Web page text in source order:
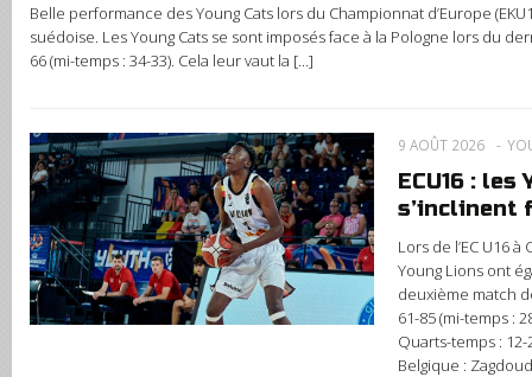
Belle performance des Young Cats lors du Championnat d’Europe
suédoise. Les Young Cats se sont imposés face à la Pologne lors du
66 (mi-temps : 34-33). Cela leur vaut la [...]
9 AOÛT 2026
ECU16 : les
s’inclinent
Lors de l’EC U16
Young Lions ont
deuxième match
61-85 (mi-temps :
Quarts-temps : 12-
Belgique :